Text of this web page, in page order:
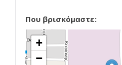
Που βρισκόμαστε:
+
−